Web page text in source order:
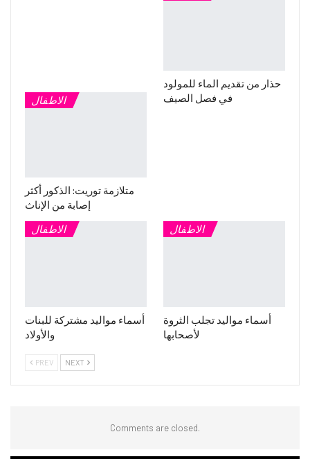
الاطفال
متلازمة توريت: الذكور أكثر
إصابة من الإناث
حذار من تقديم الماء للمولود
في فصل الصيف
الاطفال
أسماء مواليد مشتركة للبنات
والأولاد
الاطفال
أسماء مواليد تجلب الثروة
لأصحابها
PREV NEXT
Comments are closed.